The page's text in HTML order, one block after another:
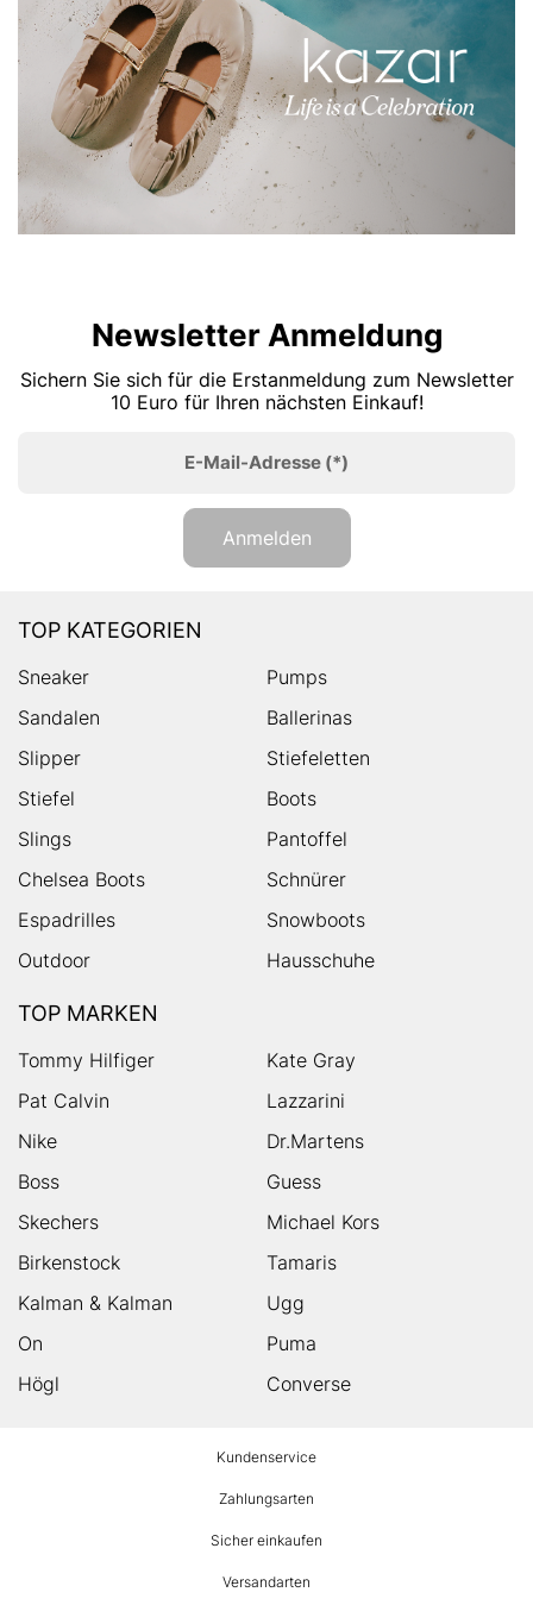
Newsletter Anmeldung
Sichern Sie sich für die Erstanmeldung zum Newsletter
10 Euro für Ihren nächsten Einkauf!
E-Mail-Adresse (*)
Anmelden
TOP KATEGORIEN
Sneaker
Pumps
Sandalen
Ballerinas
Slipper
Stiefeletten
Stiefel
Boots
Slings
Pantoffel
Chelsea Boots
Schnürer
Espadrilles
Snowboots
Outdoor
Hausschuhe
TOP MARKEN
Tommy Hilfiger
Kate Gray
Pat Calvin
Lazzarini
Nike
Dr.Martens
Boss
Guess
Skechers
Michael Kors
Birkenstock
Tamaris
Kalman & Kalman
Ugg
On
Puma
Högl
Converse
Kundenservice
Zahlungsarten
Sicher einkaufen
Versandarten